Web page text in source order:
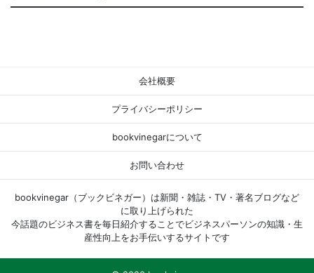
会社概要
プライバシーポリシー
bookvinegarについて
お問い合わせ
bookvinegar（ブックビネガー）は新聞・雑誌・TV・著名ブログなど
に取り上げられた
今話題のビジネス書を毎日紹介することでビジネスパーソンの知識・生
産性向上をお手伝いするサイトです